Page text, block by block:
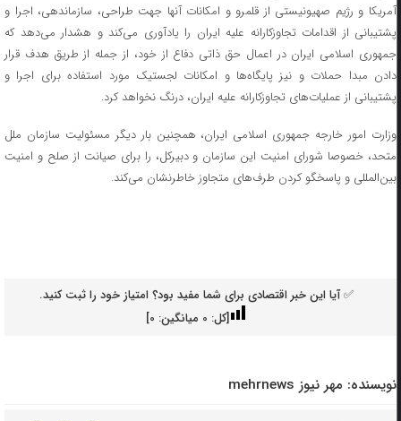
آمریکا و رژیم صهیونیستی از قلمرو و امکانات آنها جهت طراحی، سازماندهی، اجرا و
پشتیبانی از اقدامات تجاوزکارانه علیه ایران را یادآوری می‌کند و هشدار می‌دهد که
جمهوری اسلامی ایران در اعمال حق ذاتی دفاع از خود، از جمله از طریق هدف قرار
دادن مبدا حملات و نیز پایگاه‌ها و امکانات لجستیک مورد استفاده برای اجرا و
پشتیبانی از عملیات‌های تجاوزکارانه علیه ایران، درنگ نخواهد کرد.
وزارت امور خارجه جمهوری اسلامی ایران، همچنین بار دیگر مسئولیت سازمان ملل
متحد، خصوصا شورای امنیت این سازمان و دبیرکل، را برای صیانت از صلح و امنیت
بین‌المللی و پاسخگو کردن طرف‌های متجاوز خاطرنشان می‌کند.
✅ آیا این خبر اقتصادی برای شما مفید بود؟ امتیاز خود را ثبت کنید.
[کل: 0میانگین: 0
]
نویسنده: مهر نیوز mehrnews